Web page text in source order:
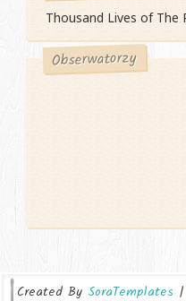
Thousand Lives of The
Obserwatorzy
Created By SoraTemplates